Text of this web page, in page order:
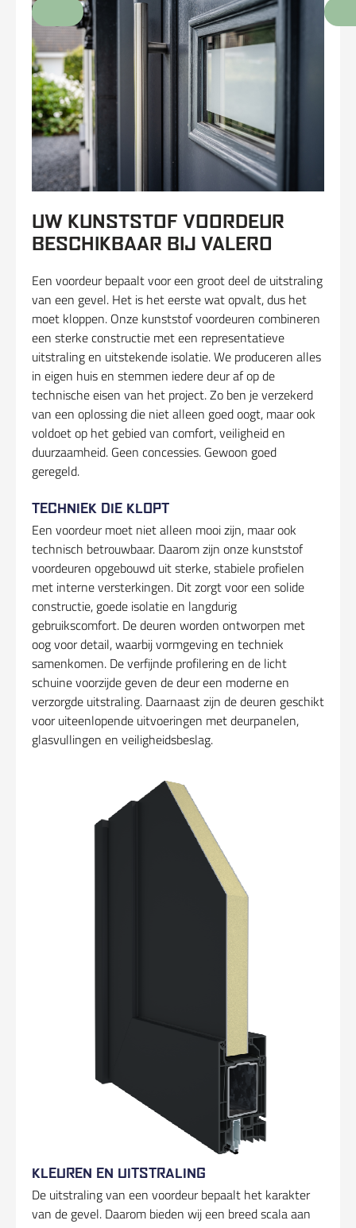
UW KUNSTSTOF VOORDEUR
BESCHIKBAAR BIJ VALERO
Een voordeur bepaalt voor een groot deel de uitstraling
van een gevel. Het is het eerste wat opvalt, dus het
moet kloppen. Onze kunststof voordeuren combineren
een sterke constructie met een representatieve
uitstraling en uitstekende isolatie. We produceren alles
in eigen huis en stemmen iedere deur af op de
technische eisen van het project. Zo ben je verzekerd
van een oplossing die niet alleen goed oogt, maar ook
voldoet op het gebied van comfort, veiligheid en
duurzaamheid. Geen concessies. Gewoon goed
geregeld.
TECHNIEK DIE KLOPT
Een voordeur moet niet alleen mooi zijn, maar ook
technisch betrouwbaar. Daarom zijn onze kunststof
voordeuren opgebouwd uit sterke, stabiele profielen
met interne versterkingen. Dit zorgt voor een solide
constructie, goede isolatie en langdurig
gebruikscomfort. De deuren worden ontworpen met
oog voor detail, waarbij vormgeving en techniek
samenkomen. De verfijnde profilering en de licht
schuine voorzijde geven de deur een moderne en
verzorgde uitstraling. Daarnaast zijn de deuren geschikt
voor uiteenlopende uitvoeringen met deurpanelen,
glasvullingen en veiligheidsbeslag.
KLEUREN EN UITSTRALING
De uitstraling van een voordeur bepaalt het karakter
van de gevel. Daarom bieden wij een breed scala aan